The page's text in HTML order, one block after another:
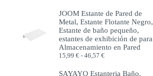
JOOM Estante de Pared de
Metal, Estante Flotante Negro,
Estante de baño pequeño,
estantes de exhibición de para
Almacenamiento en Pared
15,99€ - 46,57€Rango
precios:
SAYAYO Estanteria Baño,